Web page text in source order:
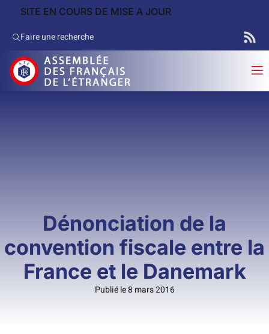
SITE EN COURS DE MISE A JOUR
Faire une recherche
Dénonciation de la
convention fiscale entre la
France et le Danemark
Publié le 8 mars 2016